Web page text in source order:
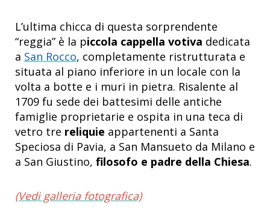
L’ultima chicca di questa sorprendente
“reggia” è la piccola cappella votiva dedicata
a San Rocco, completamente ristrutturata e
situata al piano inferiore in un locale con la
volta a botte e i muri in pietra. Risalente al
1709 fu sede dei battesimi delle antiche
famiglie proprietarie e ospita in una teca di
vetro tre reliquie appartenenti a Santa
Speciosa di Pavia, a San Mansueto da Milano e
a San Giustino, filosofo e padre della Chiesa.
(Vedi galleria fotografica)